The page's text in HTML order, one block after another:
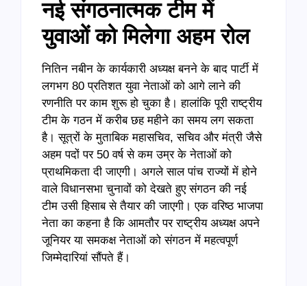
नई संगठनात्मक टीम में
युवाओं को मिलेगा अहम रोल
नितिन नबीन के कार्यकारी अध्यक्ष बनने के बाद पार्टी में
लगभग 80 प्रतिशत युवा नेताओं को आगे लाने की
रणनीति पर काम शुरू हो चुका है। हालांकि पूरी राष्ट्रीय
टीम के गठन में करीब छह महीने का समय लग सकता
है। सूत्रों के मुताबिक महासचिव, सचिव और मंत्री जैसे
अहम पदों पर 50 वर्ष से कम उम्र के नेताओं को
प्राथमिकता दी जाएगी। अगले साल पांच राज्यों में होने
वाले विधानसभा चुनावों को देखते हुए संगठन की नई
टीम उसी हिसाब से तैयार की जाएगी। एक वरिष्ठ भाजपा
नेता का कहना है कि आमतौर पर राष्ट्रीय अध्यक्ष अपने
जूनियर या समकक्ष नेताओं को संगठन में महत्वपूर्ण
जिम्मेदारियां सौंपते हैं।